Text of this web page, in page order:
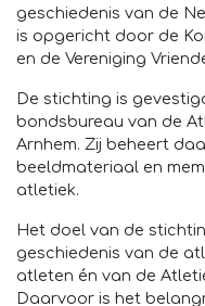
geschiedenis van de
is opgericht door de
en de Vereniging
De stichting is
bondsbureau van de
Arnhem. Zij beheert
beeldmateriaal en
atletiek.
Het doel van de
geschiedenis van de
atleten én van de
Daarvoor is het